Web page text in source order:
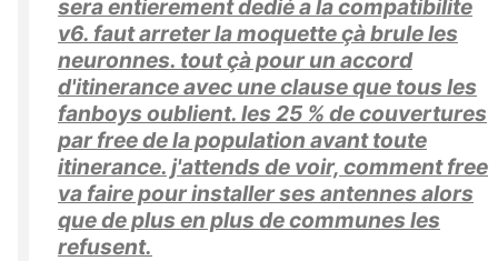
sera entierement dedié a la compatibilite
v6. faut arreter la moquette çà brule les
neuronnes. tout çà pour un accord
d'itinerance avec une clause que tous les
fanboys oublient. les 25 % de couvertures
par free de la population avant toute
itinerance. j'attends de voir, comment free
va faire pour installer ses antennes alors
que de plus en plus de communes les
refusent.